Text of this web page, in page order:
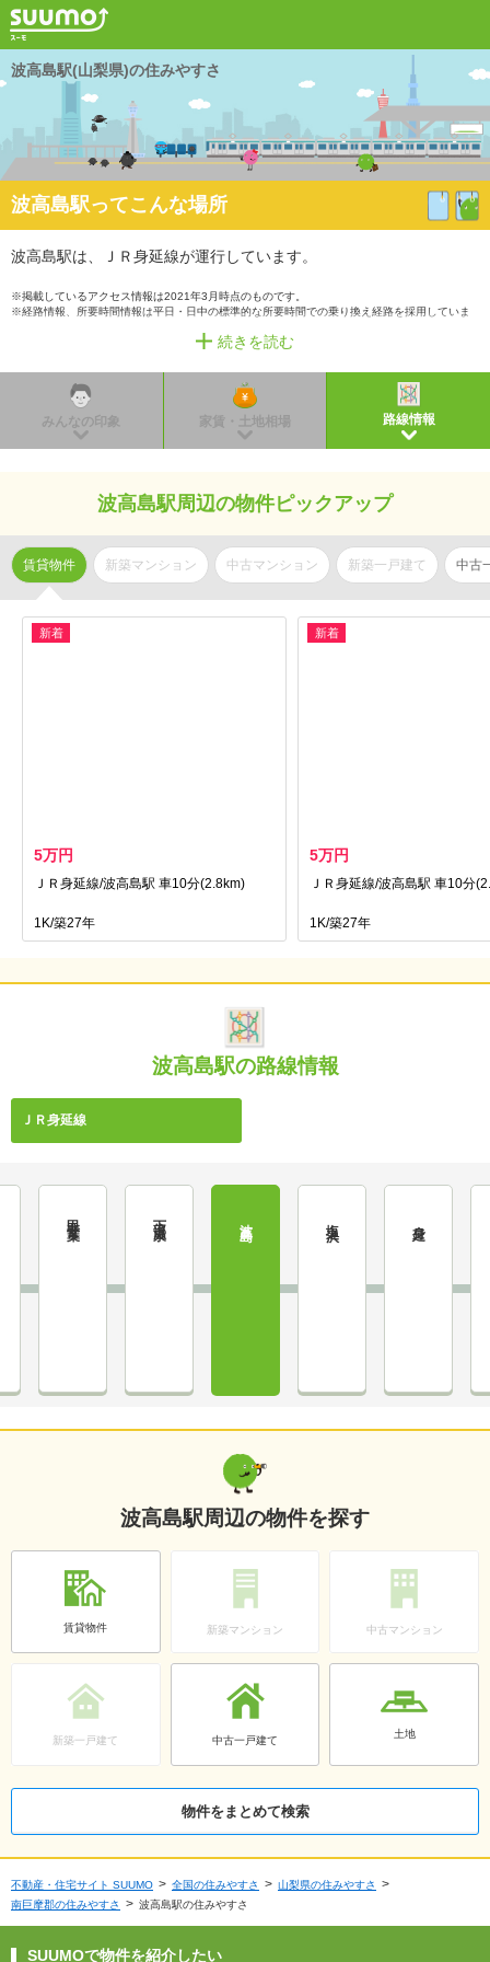
波高島駅(山梨県)の住みやすさ
波高島駅ってこんな場所
波高島駅は、ＪＲ身延線が運行しています。
※掲載しているアクセス情報は2021年3月時点のものです。
※経路情報、所要時間情報は平日・日中の標準的な所要時間での乗り換え経路を採用していま
続きを読む
みんなの印象 家賃・土地相場 路線情報
波高島駅周辺の物件ピックアップ
賃貸物件 新築マンション 中古マンション 新築一戸建て 中古
新着
5万円
ＪＲ身延線/波高島駅 車10分(2.8km)
1K/築27年
新着
5万円
ＪＲ身延線/波高島駅 車10分
1K/築27年
波高島駅の路線情報
ＪＲ身延線
波高島駅周辺の物件を探す
賃貸物件 新築マンション 中古マンション
新築一戸建て 中古一戸建て
土地
物件をまとめて検索
不動産・住宅サイト SUUMO 全国の住みやすさ
山梨県の住みやすさ
南巨摩郡の住みやすさ
波高島駅の住みやすさ
SUUMOで物件を紹介したい